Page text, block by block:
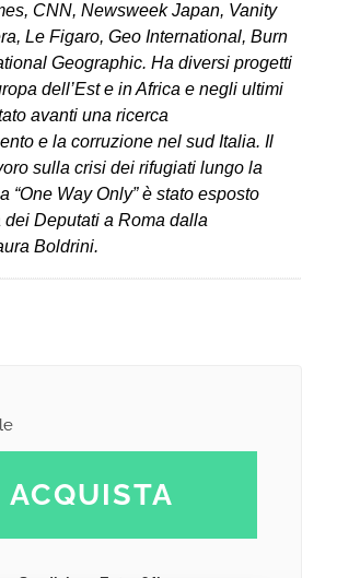
CNN, Newsweek Japan, Vanity
Le Figaro, Geo International, Burn
Geographic. Ha diversi progetti
dell’Est e in Africa e negli ultimi
avanti una ricerca
e la corruzione nel sud Italia. Il
sulla crisi dei rifugiati lungo la
“One Way Only” è stato esposto
dei Deputati a Roma dalla
Boldrini.
ACQUISTA